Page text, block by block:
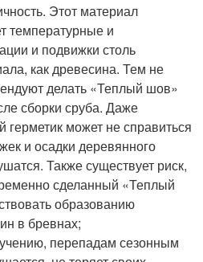
Этот материал
температурные и
и подвижки столь
как древесина. Тем не
делать «Теплый шов»
сборки сруба. Даже
может не справиться
и осадки деревянного
Также существует риск,
сделанный «Теплый
образованию
в бревнах;
перепадам сезонным